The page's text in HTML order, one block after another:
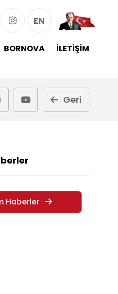
EN
BORNOVA İLETİŞİM
Geri
Haberler